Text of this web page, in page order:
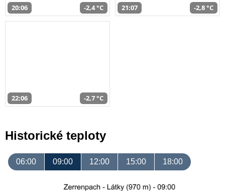
20:06 -2,4 °C 21:07 -2,8 °C
22:06 -2,7 °C
Historické teploty
06:00 09:00 12:00 15:00 18:00